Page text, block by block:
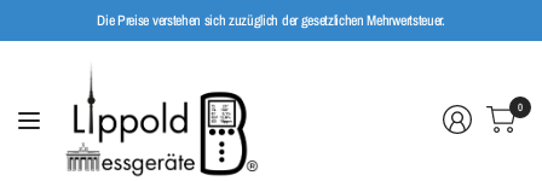
Die Preise verstehen sich zuzüglich der gesetzlichen Mehrwertsteuer.
0